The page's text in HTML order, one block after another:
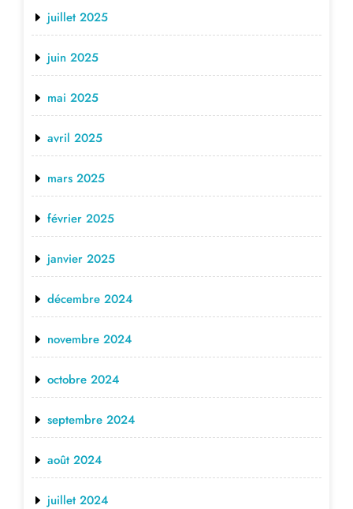
juillet 2025
juin 2025
mai 2025
avril 2025
mars 2025
février 2025
janvier 2025
décembre 2024
novembre 2024
octobre 2024
septembre 2024
août 2024
juillet 2024